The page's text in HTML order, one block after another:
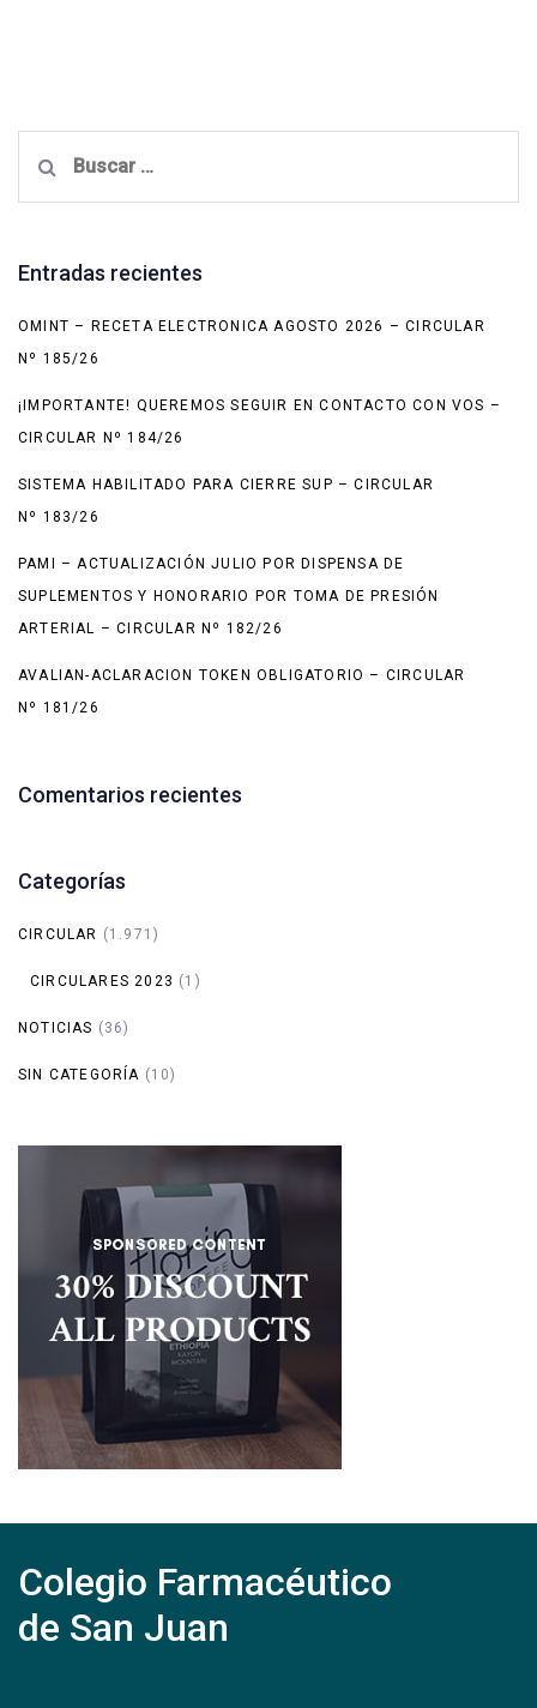
Entradas recientes
OMINT – RECETA ELECTRONICA AGOSTO 2026 – CIRCULAR
Nº 185/26
¡IMPORTANTE! QUEREMOS SEGUIR EN CONTACTO CON VOS –
CIRCULAR Nº 184/26
SISTEMA HABILITADO PARA CIERRE SUP – CIRCULAR
Nº 183/26
PAMI – ACTUALIZACIÓN JULIO POR DISPENSA DE
SUPLEMENTOS Y HONORARIO POR TOMA DE PRESIÓN
ARTERIAL – CIRCULAR Nº 182/26
AVALIAN-ACLARACION TOKEN OBLIGATORIO – CIRCULAR
Nº 181/26
Comentarios recientes
Categorías
CIRCULAR (1.971)
CIRCULARES 2023 (1)
NOTICIAS (36)
SIN CATEGORÍA (10)
Colegio Farmacéutico
de San Juan